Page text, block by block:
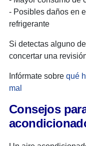
- Posibles daños en
refrigerante
Si detectas alguno
concertar una
Infórmate sobre qué
mal
Consejos